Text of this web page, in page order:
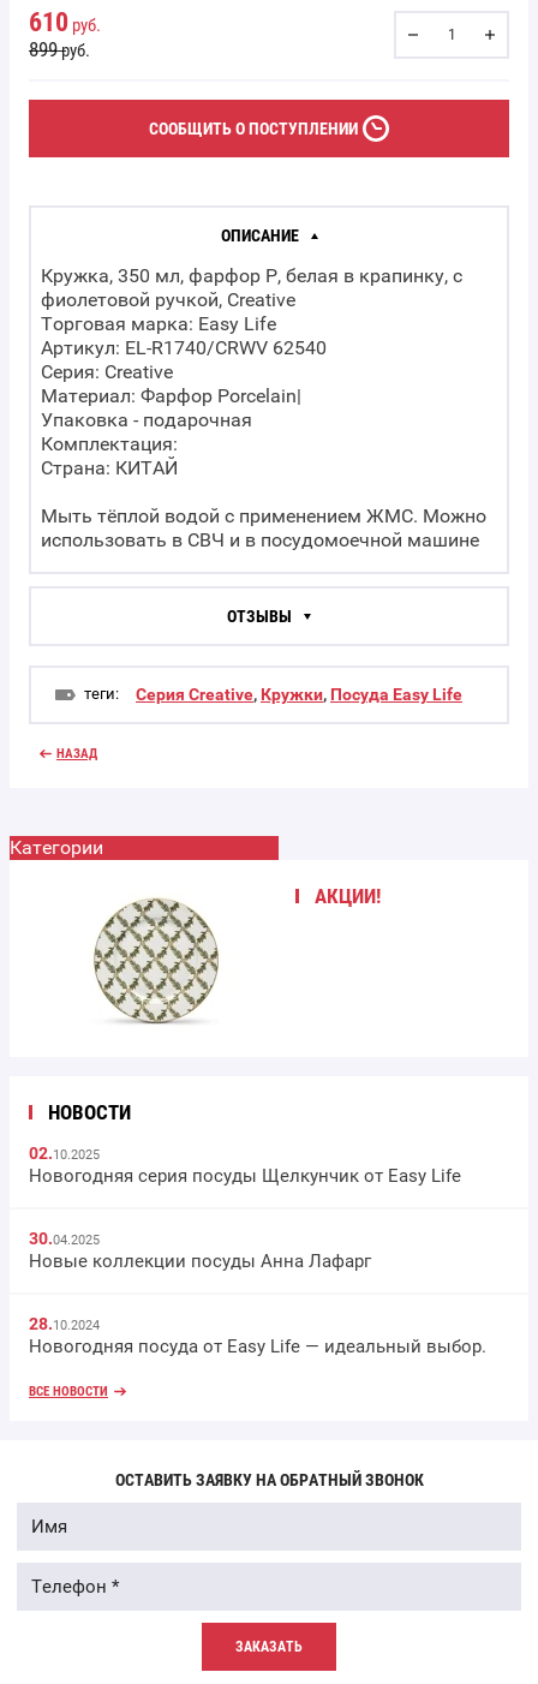
Категории
АКЦИИ!
НОВОСТИ
02.10.2025
Новогодняя серия посуды Щелкунчик от Easy Life
30.04.2025
Новые коллекции посуды Анна Лафарг
28.10.2024
Новогодняя посуда от Easy Life — идеальный выбор.
ВСЕ НОВОСТИ
610 руб.
899руб.
CООБЩИТЬ О ПОСТУПЛЕНИИ
ОПИСАНИЕ
Кружка, 350 мл, фарфор P, белая в крапинку, с
фиолетовой ручкой, Creative
Торговая марка: Easy Life
Артикул: EL-R1740/CRWV 62540
Серия: Creative
Материал: Фарфор Porcelain|
Упаковка - подарочная
Комплектация:
Страна: КИТАЙ
Мыть тёплой водой с применением ЖМС. Можно
использовать в СВЧ и в посудомоечной машине
ОТЗЫВЫ
теги: Серия Creative, Кружки, Посуда Easy Life
НАЗАД
ОСТАВИТЬ ЗАЯВКУ НА ОБРАТНЫЙ ЗВОНОК
ЗАКАЗАТЬ